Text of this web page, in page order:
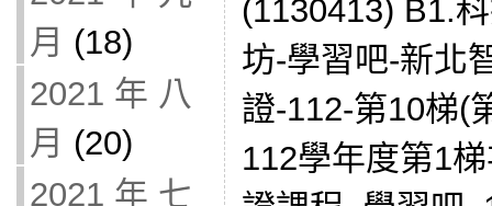
月 (18)
2021 年 八
月 (20)
2021 年 七
(1130413) B1.
坊-學習吧-新北
證-112-第10梯(
112學年度第1